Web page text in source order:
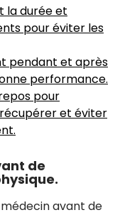
la durée et
pour éviter les
pendant et après
performance.
pour
et éviter
de
avant de